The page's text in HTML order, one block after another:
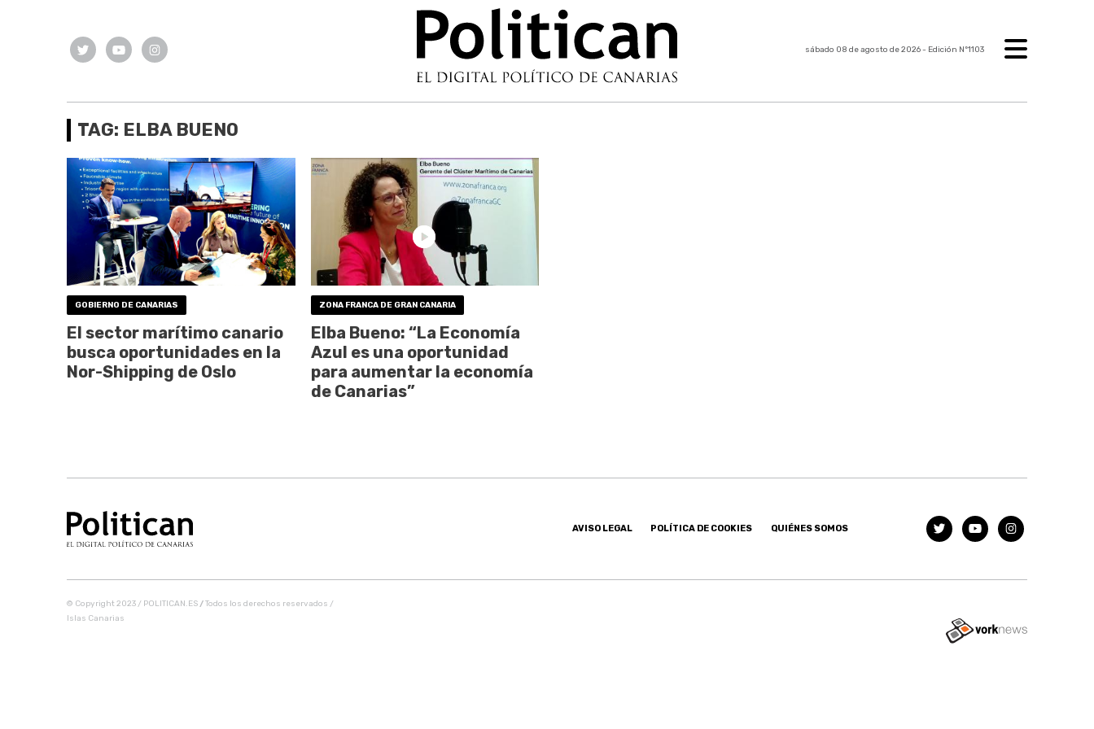
sábado 08 de agosto de 2026- Edición Nº1103
TAG: ELBA BUENO
GOBIERNO DE CANARIAS
El sector marítimo canario
busca oportunidades en la
Nor-Shipping de Oslo
ZONA FRANCA DE GRAN CANARIA
Elba Bueno: “La Economía
Azul es una oportunidad
para aumentar la economía
de Canarias”
AVISO LEGAL POLÍTICA DE COOKIES QUIÉNES SOMOS
© Copyright 2023 / POLITICAN.ES /Todos los derechos reservados /
Islas Canarias